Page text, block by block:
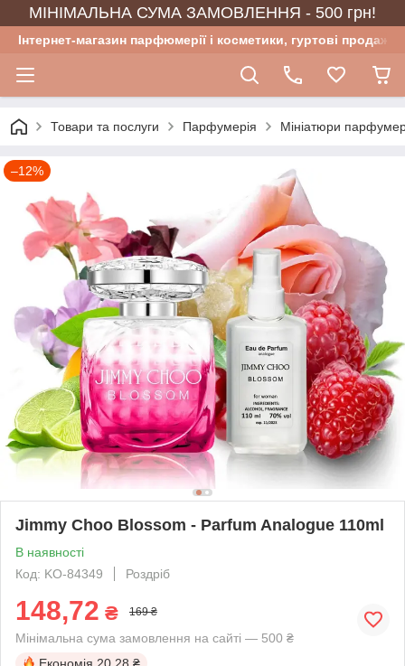
МІНІМАЛЬНА СУМА ЗАМОВЛЕННЯ - 500 грн!
Інтернет-магазин парфюмерії і косметики, гуртові продажі
Товари та послуги Парфумерія Мініатюри
–12%
Jimmy Choo Blossom - Parfum Analogue 110ml
В наявності
Код: KO-84349
Роздріб
148,72 ₴ 169 ₴
Мінімальна сума замовлення на сайті — 500 ₴
Економія 20.28 ₴